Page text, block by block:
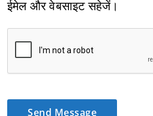
ईमेल और वेबसाइट सहेजें।